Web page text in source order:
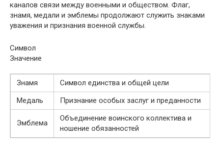
каналов связи между военными и обществом. Флаг,
знамя, медали и эмблемы продолжают служить знаками
уважения и признания военной службы.
Символ
Значение
Знамя
Символ единства и общей цели
Медаль
Признание особых заслуг и преданности
Эмблема
Объединение воинского коллектива и
ношение обязанностей